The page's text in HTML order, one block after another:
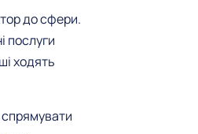
до сфери.
послуги
ходять